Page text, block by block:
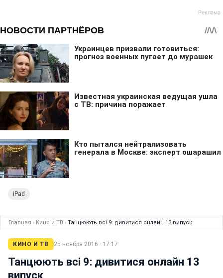
iPad
Главная › Кино и ТВ › Танцюють всі 9: дивитися онлайн 13 випуск
КИНО И ТВ 25 ноября 2016 · 17:17
Танцюють всі 9: дивитися онлайн 13
випуск